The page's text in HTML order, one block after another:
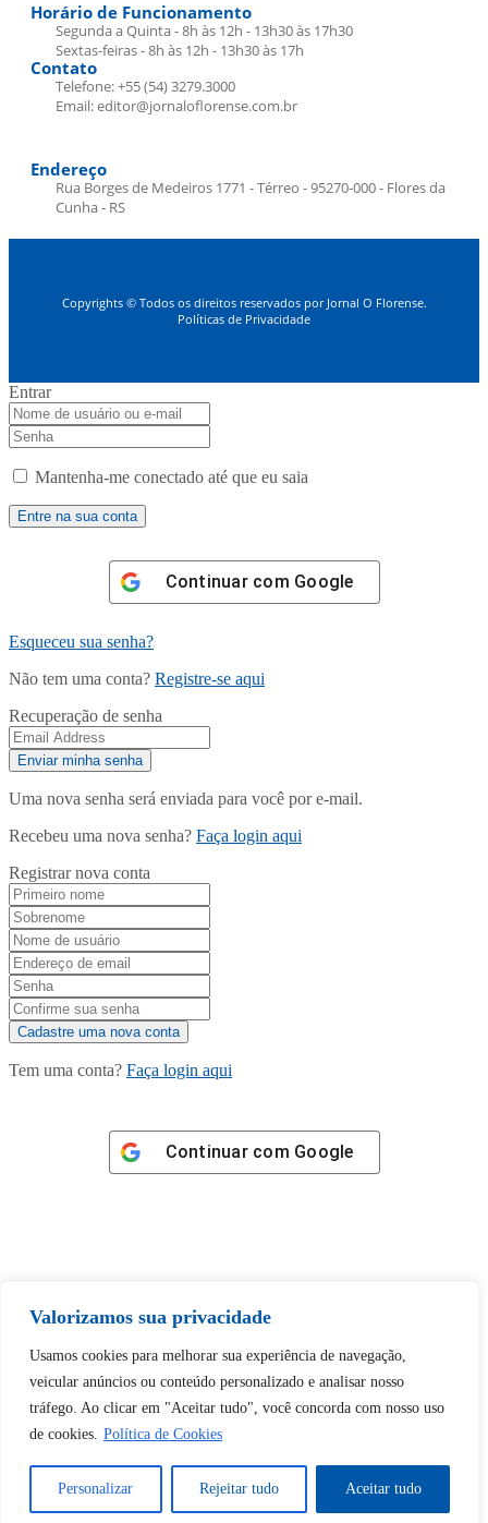
Valorizamos sua privacidade
Usamos cookies para melhorar sua experiência de navegação,
veicular anúncios ou conteúdo personalizado e analisar nosso
tráfego. Ao clicar em "Aceitar tudo", você concorda com nosso uso
de cookies. Política de Cookies
Personalizar Rejeitar tudo Aceitar tudo
Horário de Funcionamento
Segunda a Quinta - 8h às 12h - 13h30 às 17h30
Sextas-feiras - 8h às 12h - 13h30 às 17h
Contato
Telefone: +55 (54) 3279.3000
Email: editor@jornaloflorense.com.br
Endereço
Rua Borges de Medeiros 1771 - Térreo - 95270-000 - Flores da
Cunha - RS
Copyrights © Todos os direitos reservados por Jornal O Florense.
Políticas de Privacidade
Entrar
Mantenha-me conectado até que eu saia
Continuar com Google
Esqueceu sua senha?
Não tem uma conta? Registre-se aqui
Recuperação de senha
Uma nova senha será enviada para você por e-mail.
Recebeu uma nova senha? Faça login aqui
Registrar nova conta
Tem uma conta? Faça login aqui
Continuar com Google
Tem certeza de que deseja
desbloquear esta publicação?